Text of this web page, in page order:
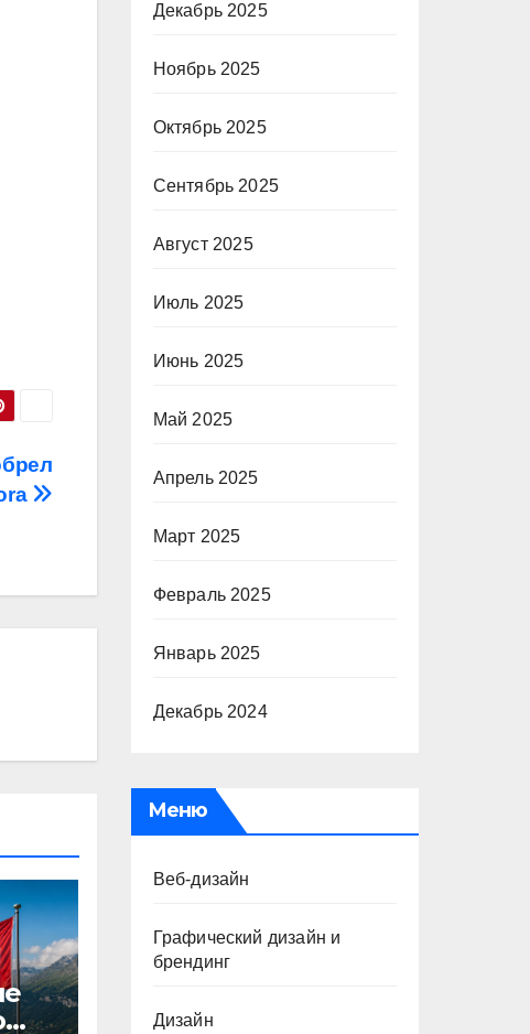
Декабрь 2025
Ноябрь 2025
Октябрь 2025
Сентябрь 2025
Август 2025
Июль 2025
Июнь 2025
Май 2025
Апрель 2025
Март 2025
Февраль 2025
Январь 2025
Декабрь 2024
Меню
Веб-дизайн
Графический дизайн и
брендинг
Дизайн